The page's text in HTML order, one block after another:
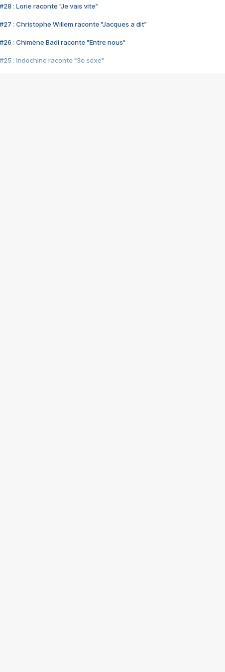
#28 : Lorie raconte "Je vais vite"
#27 : Christophe Willem raconte "Jacques a dit"
#26 : Chimène Badi raconte "Entre nous"
#25 : Indochine raconte "3e sexe"